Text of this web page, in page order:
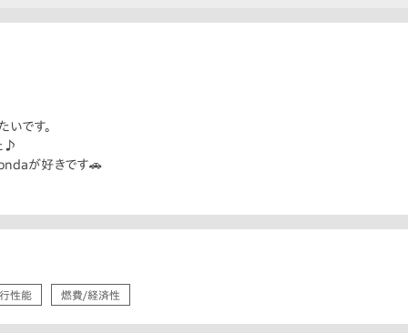
です。
♪
が好きです🚗
性能 燃費/経済性